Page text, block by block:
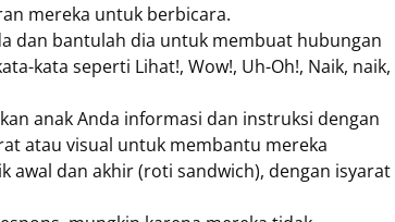
mereka untuk berbicara.
dan bantulah dia untuk membuat hubungan
kata seperti Lihat!, Wow!, Uh-Oh!, Naik, naik,
anak Anda informasi dan instruksi dengan
atau visual untuk membantu mereka
awal dan akhir (roti sandwich), dengan isyarat